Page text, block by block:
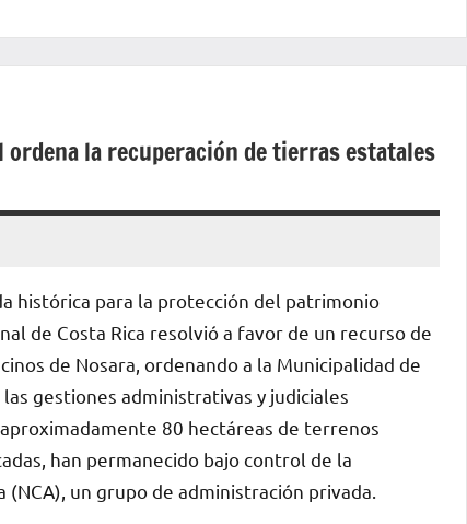
ordena la recuperación de tierras estatales
histórica para la protección del patrimonio
de Costa Rica resolvió a favor de un recurso de
de Nosara, ordenando a la Municipalidad de
gestiones administrativas y judiciales
80 hectáreas de terrenos
han permanecido bajo control de la
(NCA), un grupo de administración privada.